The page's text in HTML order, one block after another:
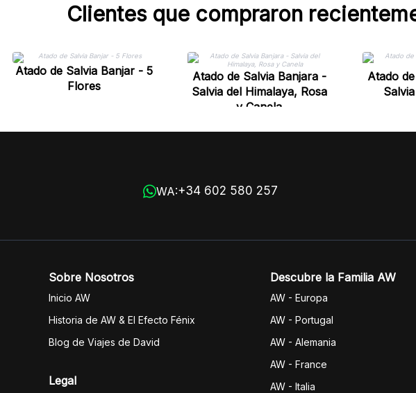
Clientes que compraron
Atado de Salvia Banjar - 5
Flores
Atado de Salvia Banjara -
Salvia del Himalaya, Rosa
y Canela
Atado
WA:+34 602 580 257
Sobre Nosotros
Inicio AW
Historia de AW & El Efecto Fénix
Blog de Viajes de David
Legal
Descubre la Familia AW
AW - Europa
AW - Portugal
AW - Alemania
AW - France
AW - Italia